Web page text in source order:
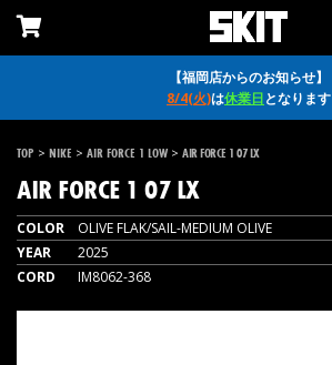
【福岡店からのお知らせ】
8/4(火)は休業日となります
TOP > NIKE > AIR FORCE 1 LOW > AIR FORCE 1 07 LX
AIR FORCE 1 07 LX
COLOR
OLIVE FLAK/SAIL-MEDIUM OLIVE
YEAR
2025
CORD
IM8062-368